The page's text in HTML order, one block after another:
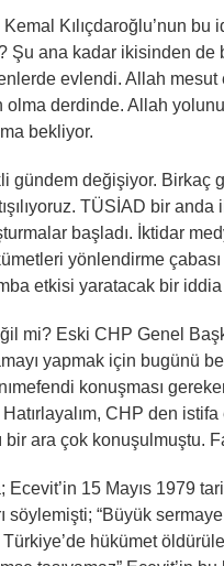
Kemal Kılıçdaroğlu’nun bu
Şu ana kadar ikisinden de
evlendi. Allah
derdinde. Allah
bekliyor.
gündem değişiyor. Birkaç
TÜSİAD bir
başladı. İktidar
yönlendirme çabası
etkisi yaratacak bir iddia
mi? Eski CHP Genel
yapmak için bugünü
konuşması
CHP den
bir ara çok konuşulmuştu.
Ecevit’in 15 Mayıs 1979
söylemişti; “Büyük
Türkiye’de hükümet